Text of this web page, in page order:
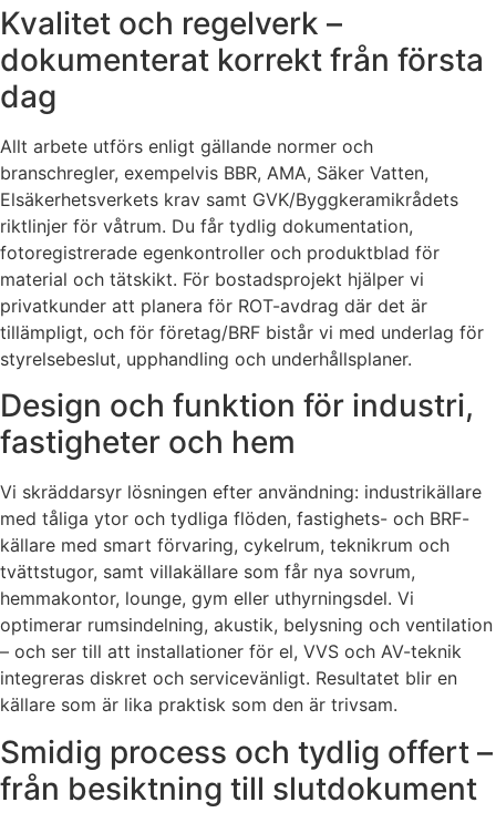
Kvalitet och regelverk –
dokumenterat korrekt från första
dag
Allt arbete utförs enligt gällande normer och
branschregler, exempelvis BBR, AMA, Säker Vatten,
Elsäkerhetsverkets krav samt GVK/Byggkeramikrådets
riktlinjer för våtrum. Du får tydlig dokumentation,
fotoregistrerade egenkontroller och produktblad för
material och tätskikt. För bostadsprojekt hjälper vi
privatkunder att planera för ROT-avdrag där det är
tillämpligt, och för företag/BRF bistår vi med underlag för
styrelsebeslut, upphandling och underhållsplaner.
Design och funktion för industri,
fastigheter och hem
Vi skräddarsyr lösningen efter användning: industrikällare
med tåliga ytor och tydliga flöden, fastighets- och BRF-
källare med smart förvaring, cykelrum, teknikrum och
tvättstugor, samt villakällare som får nya sovrum,
hemmakontor, lounge, gym eller uthyrningsdel. Vi
optimerar rumsindelning, akustik, belysning och ventilation
– och ser till att installationer för el, VVS och AV-teknik
integreras diskret och servicevänligt. Resultatet blir en
källare som är lika praktisk som den är trivsam.
Smidig process och tydlig offert –
från besiktning till slutdokument